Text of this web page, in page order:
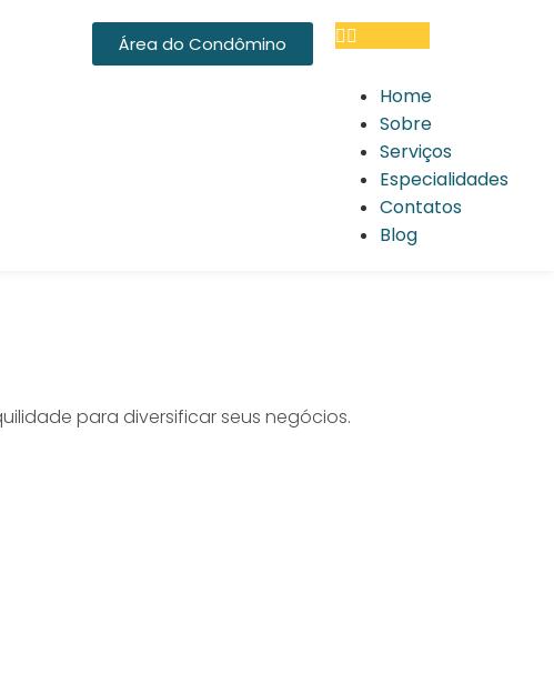
Área do Condômino
Home
Sobre
Serviços
Especialidades
Contatos
Blog
para diversificar seus negócios.